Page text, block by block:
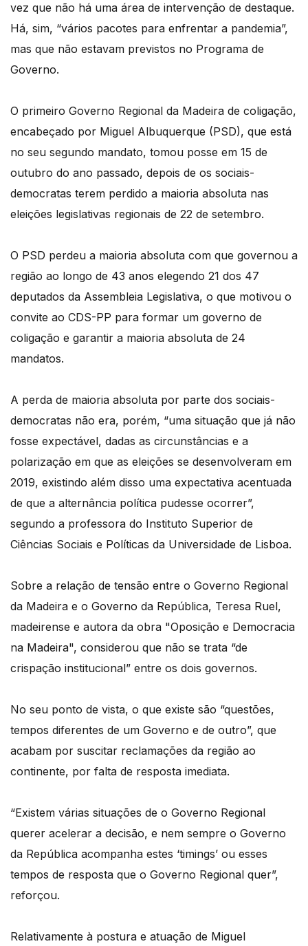
vez que não há uma área de intervenção de destaque.
Há, sim, “vários pacotes para enfrentar a pandemia”,
mas que não estavam previstos no Programa de
Governo.
O primeiro Governo Regional da Madeira de coligação,
encabeçado por Miguel Albuquerque (PSD), que está
no seu segundo mandato, tomou posse em 15 de
outubro do ano passado, depois de os sociais-
democratas terem perdido a maioria absoluta nas
eleições legislativas regionais de 22 de setembro.
O PSD perdeu a maioria absoluta com que governou a
região ao longo de 43 anos elegendo 21 dos 47
deputados da Assembleia Legislativa, o que motivou o
convite ao CDS-PP para formar um governo de
coligação e garantir a maioria absoluta de 24
mandatos.
A perda de maioria absoluta por parte dos sociais-
democratas não era, porém, “uma situação que já não
fosse expectável, dadas as circunstâncias e a
polarização em que as eleições se desenvolveram em
2019, existindo além disso uma expectativa acentuada
de que a alternância política pudesse ocorrer”,
segundo a professora do Instituto Superior de
Ciências Sociais e Políticas da Universidade de Lisboa.
Sobre a relação de tensão entre o Governo Regional
da Madeira e o Governo da República, Teresa Ruel,
madeirense e autora da obra "Oposição e Democracia
na Madeira", considerou que não se trata “de
crispação institucional” entre os dois governos.
No seu ponto de vista, o que existe são “questões,
tempos diferentes de um Governo e de outro”, que
acabam por suscitar reclamações da região ao
continente, por falta de resposta imediata.
“Existem várias situações de o Governo Regional
querer acelerar a decisão, e nem sempre o Governo
da República acompanha estes ‘timings’ ou esses
tempos de resposta que o Governo Regional quer”,
reforçou.
Relativamente à postura e atuação de Miguel